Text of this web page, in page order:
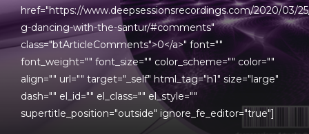
href="https://www.deepsessionsrecordings.com/2020/03/
g-dancing-with-the-santur/#comments"
class="btArticleComments">0</a>" font=""
font_weight="" font_size="" color_scheme="" color=""
align="" url="" target="_self" html_tag="h1" size="large"
dash="" el_id="" el_class="" el_style=""
supertitle_position="outside" ignore_fe_editor="true"]